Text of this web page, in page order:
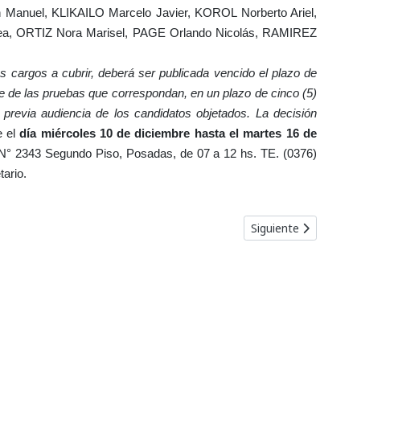
KLIKAILO Marcelo Javier, KOROL Norberto Ariel,
ORTIZ Nora Marisel, PAGE Orlando Nicolás, RAMIREZ
cargos a cubrir, deberá ser publicada vencido el plazo de
las pruebas que correspondan, en un plazo de cinco (5)
audiencia de los candidatos objetados. La decisión
eldía miércoles 10 de diciembre hasta el martes 16 de
2343 Segundo Piso, Posadas, de 07 a 12 hs. TE. (0376)
Artículo siguiente:
Siguiente